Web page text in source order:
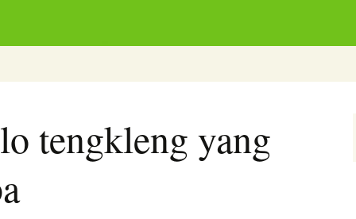
tengkleng yang